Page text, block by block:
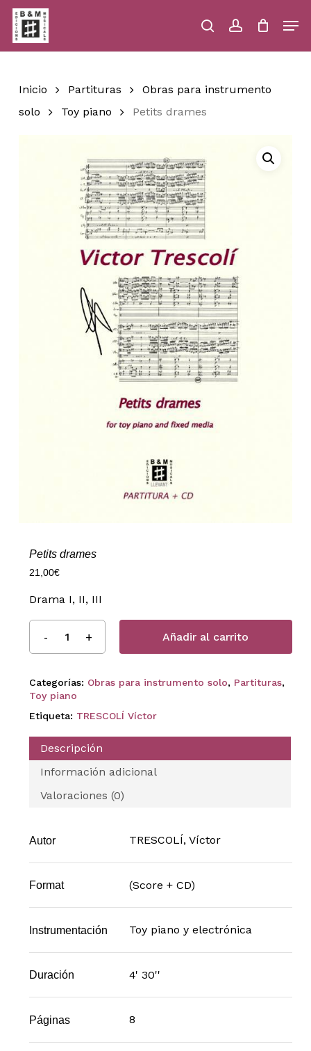
Skip
main
content
searchaccount
Close
Inicio Partituras
Obras para instrumento
solo
Toy piano Petits drames
Petits drames
21,00€
Drama I, II, III
Añadir al carrito
Categorías: Obras para instrumento solo, Partituras,
Toy piano
Etiqueta: TRESCOLÍ Víctor
Descripción
Información adicional
Valoraciones (0)
Autor TRESCOLÍ, Víctor
Format (Score + CD)
Instrumentación Toy piano y electrónica
Duración 4' 30''
Páginas 8
Menu